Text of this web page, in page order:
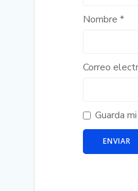
Nombre *
Correo
Guarda